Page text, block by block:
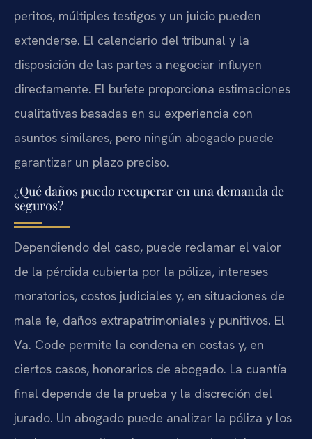
peritos, múltiples testigos y un juicio pueden
extenderse. El calendario del tribunal y la
disposición de las partes a negociar influyen
directamente. El bufete proporciona estimaciones
cualitativas basadas en su experiencia con
asuntos similares, pero ningún abogado puede
garantizar un plazo preciso.
¿Qué daños puedo recuperar en una demanda de
seguros?
Dependiendo del caso, puede reclamar el valor
de la pérdida cubierta por la póliza, intereses
moratorios, costos judiciales y, en situaciones de
mala fe, daños extrapatrimoniales y punitivos. El
Va. Code permite la condena en costas y, en
ciertos casos, honorarios de abogado. La cuantía
final depende de la prueba y la discreción del
jurado. Un abogado puede analizar la póliza y los